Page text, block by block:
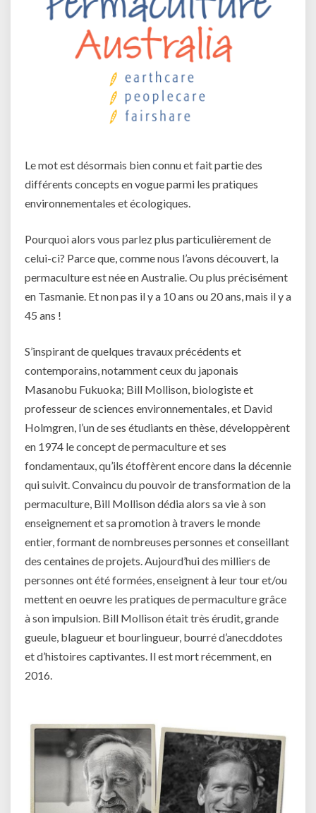
Le mot est désormais bien connu et fait partie des
différents concepts en vogue parmi les pratiques
environnementales et écologiques.
Pourquoi alors vous parlez plus particulièrement de
celui-ci? Parce que, comme nous l’avons découvert, la
permaculture est née en Australie. Ou plus précisément
en Tasmanie. Et non pas il y a 10 ans ou 20 ans, mais il y a
45 ans !
S’inspirant de quelques travaux précédents et
contemporains, notamment ceux du japonais
Masanobu Fukuoka; Bill Mollison, biologiste et
professeur de sciences environnementales, et David
Holmgren, l’un de ses étudiants en thèse, développèrent
en 1974 le concept de permaculture et ses
fondamentaux, qu’ils étoffèrent encore dans la décennie
qui suivit. Convaincu du pouvoir de transformation de la
permaculture, Bill Mollison dédia alors sa vie à son
enseignement et sa promotion à travers le monde
entier, formant de nombreuses personnes et conseillant
des centaines de projets. Aujourd’hui des milliers de
personnes ont été formées, enseignent à leur tour et/ou
mettent en oeuvre les pratiques de permaculture grâce
à son impulsion. Bill Mollison était très érudit, grande
gueule, blagueur et bourlingueur, bourré d’anecddotes
et d’histoires captivantes. Il est mort récemment, en
2016.